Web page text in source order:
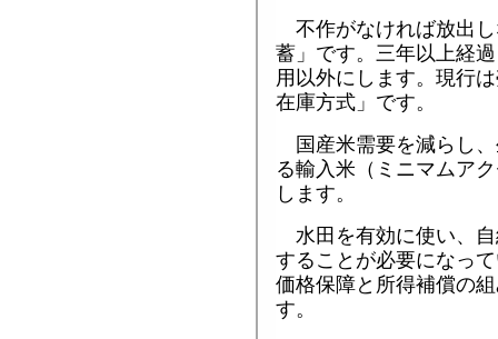
不作がなければ放出
蓄」です。三年以上経
用以外にします。現行
在庫方式」です。
国産米需要を減らし
る輸入米（ミニマムア
します。
水田を有効に使い、
することが必要になっ
価格保障と所得補償の
す。